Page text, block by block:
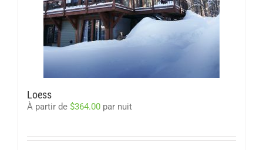
Loess
À partir de $364.00 par nuit